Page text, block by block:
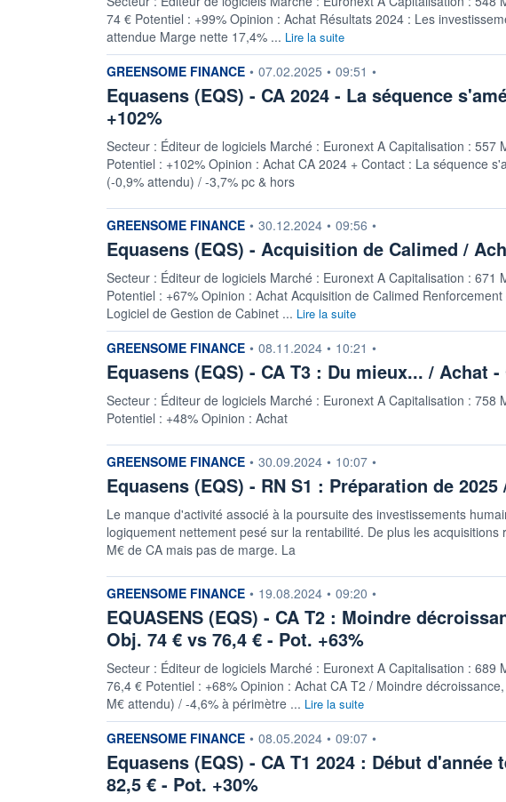
74 € Potentiel : +99% Opinion : Achat Résultats 2024 : Les
attendue Marge nette 17,4% ... Lire la suite
information fournie par
GREENSOME FINANCE • 07.02.2025 • 09:51 •
Equasens (EQS) - CA 2024 - La séquence
+102%
Secteur : Éditeur de logiciels Marché : Euronext A Capitalisation : 557
Potentiel : +102% Opinion : Achat CA 2024 + Contact : La séquence
(-0,9% attendu) / -3,7% pc & hors
information fournie par
GREENSOME FINANCE • 30.12.2024 • 09:56 •
Equasens (EQS) - Acquisition de Calimed /
Secteur : Éditeur de logiciels Marché : Euronext A Capitalisation : 671
Potentiel : +67% Opinion : Achat Acquisition de Calimed
Logiciel de Gestion de Cabinet ... Lire la suite
information fournie par
GREENSOME FINANCE • 08.11.2024 • 10:21 •
Equasens (EQS) - CA T3 : Du mieux... / Achat
Secteur : Éditeur de logiciels Marché : Euronext A Capitalisation : 758
Potentiel : +48% Opinion : Achat
information fournie par
GREENSOME FINANCE • 30.09.2024 • 10:07 •
Equasens (EQS) - RN S1 : Préparation de
Le manque d'activité associé à la poursuite des investissements
logiquement nettement pesé sur la rentabilité. De plus les
M€ de CA mais pas de marge. La
information fournie par
GREENSOME FINANCE • 19.08.2024 • 09:20 •
EQUASENS (EQS) - CA T2 : Moindre
Obj. 74 € vs 76,4 € - Pot. +63%
Secteur : Éditeur de logiciels Marché : Euronext A Capitalisation :
76,4 € Potentiel : +68% Opinion : Achat CA T2 / Moindre
M€ attendu) / -4,6% à périmètre ... Lire la suite
information fournie par
GREENSOME FINANCE • 08.05.2024 • 09:07 •
Equasens (EQS) - CA T1 2024 : Début
82,5 € - Pot. +30%